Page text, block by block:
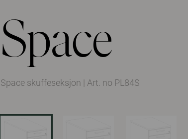
Space
Space skuffeseksjon | Art. no PL84S